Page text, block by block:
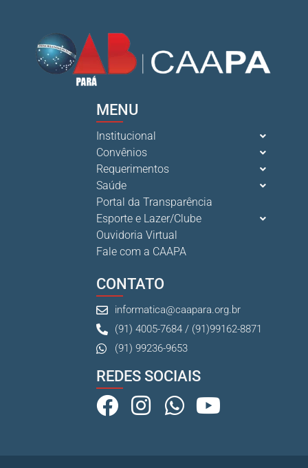
MENU
Institucional
Convênios
Requerimentos
Saúde
Portal da Transparência
Esporte e Lazer/Clube
Ouvidoria Virtual
Fale com a CAAPA
CONTATO
informatica@caapara.org.br
(91) 4005-7684 / (91)99162-8871
(91) 99236-9653
REDES SOCIAIS